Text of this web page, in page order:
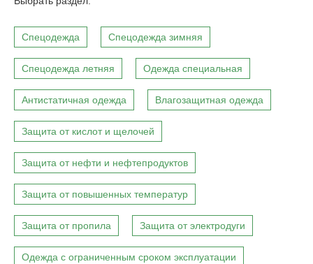
Спецодежда Спецодежда зимняя
Спецодежда летняя Одежда специальная
Антистатичная одежда Влагозащитная одежда
Защита от кислот и щелочей
Защита от нефти и нефтепродуктов
Защита от повышенных температур
Защита от пропила Защита от электродуги
Одежда с ограниченным сроком эксплуатации